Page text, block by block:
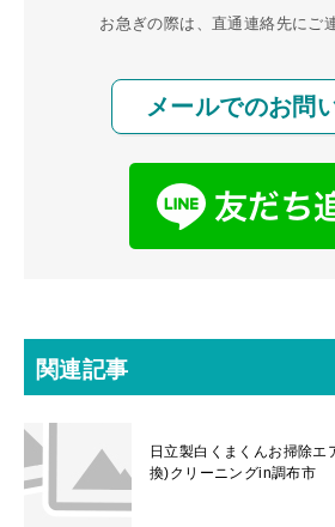
お急ぎの際は、直通連絡先にご
メールでのお問
関連記事
日立製白くまくんお掃除エ
換)クリーニングin調布市